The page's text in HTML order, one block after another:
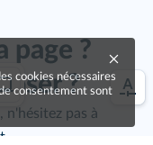
page ?
?
n'hésitez pas à
cookies nécessaires
consentement sont